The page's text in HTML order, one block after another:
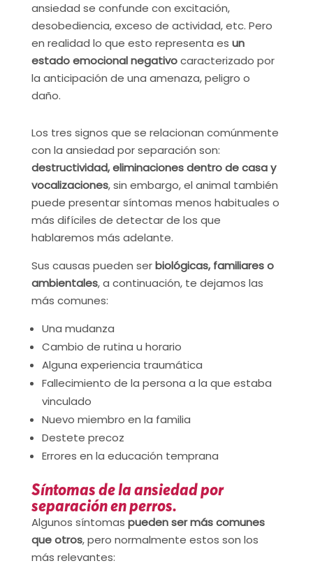
ansiedad se confunde con excitación,
desobediencia, exceso de actividad, etc. Pero
en realidad lo que esto representa es un
estado emocional negativocaracterizado por
la anticipación de una amenaza, peligro o
daño.
Los tres signos que se relacionan comúnmente
con la ansiedad por separación son:
destructividad, eliminaciones dentro de casa y
vocalizaciones, sin embargo, el animal también
puede presentar síntomas menos habituales o
más difíciles de detectar de los que
hablaremos más adelante.
Sus causas pueden serbiológicas, familiares o
ambientales, a continuación, te dejamos las
más comunes:
Una mudanza
Cambio de rutina u horario
Alguna experiencia traumática
Fallecimiento de la persona a la que estaba
vinculado
Nuevo miembro en la familia
Destete precoz
Errores en la educación temprana
Síntomas de la ansiedad por
separación en perros.
Algunos síntomas pueden ser más comunes
que otros, pero normalmente estos son los
más relevantes: